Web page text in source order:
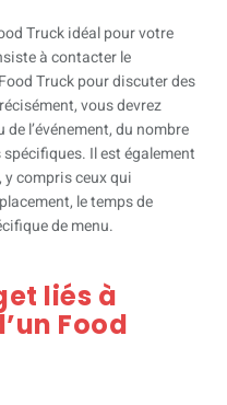
Truck idéal pour votre
à contacter le
Truck pour discuter des
vous devrez
de l’événement, du nombre
Il est également
compris ceux qui
le temps de
de menu.
liés à
Food